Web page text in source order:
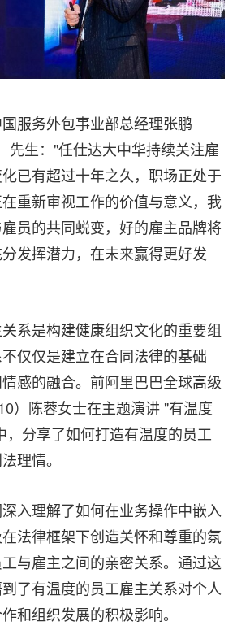
服务外包事业部总经理张鹏
先生："任仕达大中华持续关注雇
已有超过十年之久，职场正处于
重新审视工作的价值与意义，我
员的共同蜕变，好的雇主品牌将
发挥潜力，在未来赢得更好发
系是构建健康组织文化的重要组
仅仅是建立在合同法律的基础
感的融合。前阿里巴巴全球高级
）陈蓉女士在主题演讲 "有温度
，分享了如何打造有温度的员工
理情。
入理解了如何在业务操作中嵌入
法律框架下创造关怀和尊重的氛
与雇主之间的亲密关系。通过这
了有温度的员工雇主关系对个人
和组织发展的积极影响。